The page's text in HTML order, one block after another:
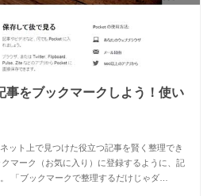
事をブックマークしよう！使い
ット上で見つけた役立つ記事を賢く整理でき
マーク（お気に入り）に登録するように、記
「ブックマークで整理するだけじゃダ…